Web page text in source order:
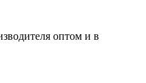
оптом и в